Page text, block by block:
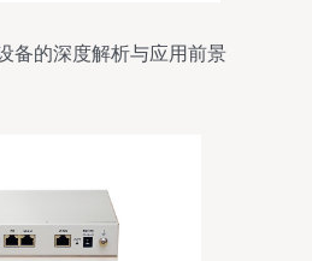
备的深度解析与应用前景